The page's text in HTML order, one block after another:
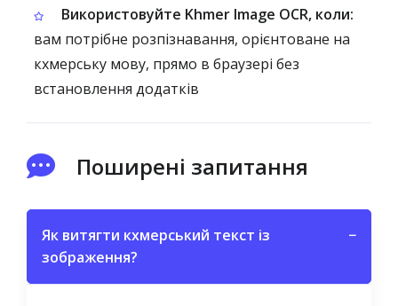
Використовуйте Khmer Image OCR, коли:
вам потрібне розпізнавання, орієнтоване на
кхмерську мову, прямо в браузері без
встановлення додатків
Поширені запитання
Як витягти кхмерський текст із
зображення?
−